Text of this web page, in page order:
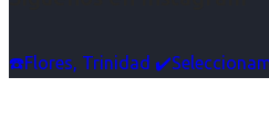
☎️Flores, Trinidad